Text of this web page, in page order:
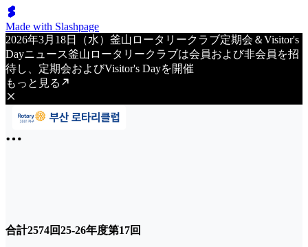
Made with Slashpage
2026年3月18日（水）釜山ロータリークラブ定期会＆Visitor's
Dayニュース釜山ロータリークラブは会員および非会員を招
待し、定期会およびVisitor's Dayを開催
もっと見る
合計2574回25-26年度第17回